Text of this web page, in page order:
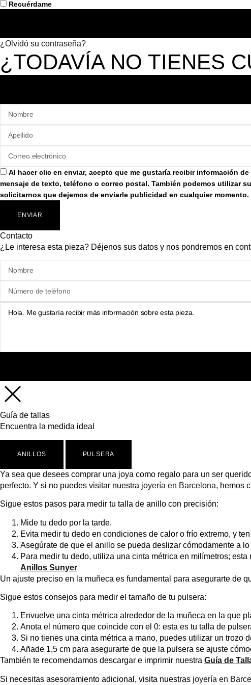
Recuérdame
¿Olvidó su contraseña?
¿TODAVÍA NO TIENES
Al hacer clic en enviar, acepto que me gustaría recibir información
mensaje de texto, teléfono o correo postal. También podemos utilizar
solicitarnos que dejemos de enviarle publicidad en cualquier
ENVIAR
Contacto
¿Le interesa esta pieza? Déjenos sus datos y nos pondremos en
Guía de tallas
Encuentra la medida ideal
ANILLOS PULSERA
Ya sea que desees comprar una joya como regalo para un ser
perfecto. Y si no puedes visitar nuestra joyería en Barcelona, hemos
Sigue estos pasos para medir tu talla de anillo con precisión:
Mide tu dedo por la tarde.
Evita medir tu dedo en condiciones de calor o frío extremo, y
Asegúrate de que el anillo se pueda deslizar cómodamente a
Para medir tu dedo, utiliza una cinta métrica en milímetros;
Anillos Sunyer
Un ajuste preciso en la muñeca es fundamental para asegurarte de
Sigue estos consejos para medir el tamaño de tu pulsera:
Envuelve una cinta métrica alrededor de la muñeca en la que
Anota el número que coincide con el 0: esta es tu talla de
Si no tienes una cinta métrica a mano, puedes utilizar un trozo
Añade 1,5 cm para asegurarte de que la pulsera se ajuste
También te recomendamos descargar e imprimir nuestra Guía de
Si necesitas asesoramiento adicional, visita nuestras joyería en